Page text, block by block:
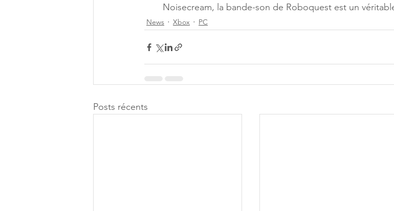
Noisecream, la bande-son de Roboquest est un
News Xbox PC
Posts récents